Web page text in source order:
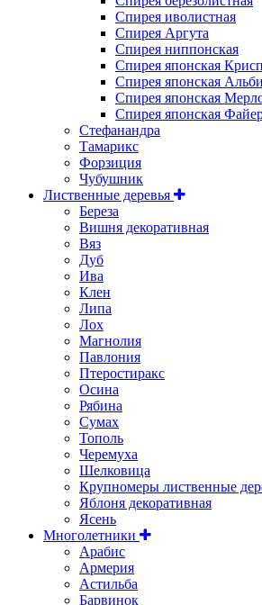
Спирея иволистная
Спирея Аргута
Спирея ниппонская
Спирея японская
Спирея японская
Спирея японская
Спирея японская
Стефанандра
Тамарикс
Форзиция
Чубушник
Лиственные деревья
Береза
Вишня декоративная
Вяз
Дуб
Ива
Клен
Липа
Лох
Магнолия
Павлония
Птеростиракс
Осина
Рябина
Сумах
Тополь
Черемуха
Шелковица
Крупномеры лиственные
Яблоня декоративная
Ясень
Многолетники
Арабис
Армерия
Астильбa
Барвинок